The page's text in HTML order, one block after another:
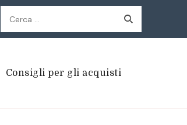
Ricerca
per:
Consigli per gli acquisti